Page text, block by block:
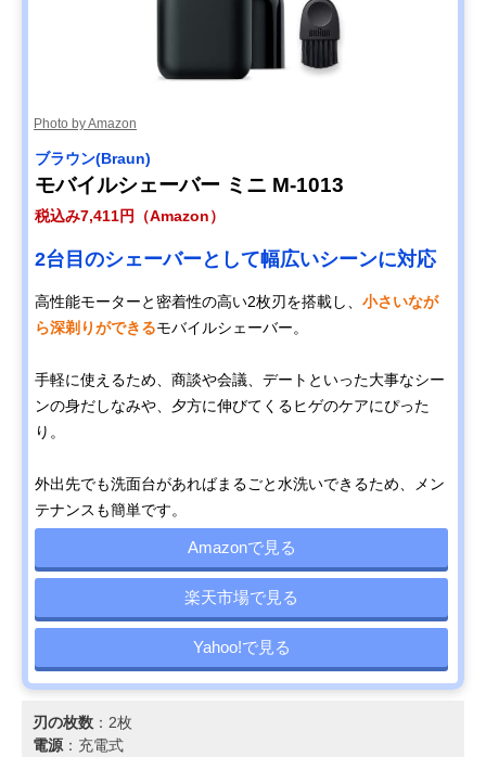
Photo by Amazon
ブラウン(Braun)
モバイルシェーバー ミニ M-1013
税込み7,411円（Amazon）
2台目のシェーバーとして幅広いシーンに対応
高性能モーターと密着性の高い2枚刃を搭載し、 小さいなが
ら深剃りができるモバイルシェーバー。
手軽に使えるため、商談や会議、デートといった大事なシー
ンの身だしなみや、夕方に伸びてくるヒゲのケアにぴった
り。
外出先でも洗面台があればまるごと水洗いできるため、メン
テナンスも簡単です。
Amazonで見る
楽天市場で見る
Yahoo!で見る
刃の枚数 ：2枚
電源 ：充電式